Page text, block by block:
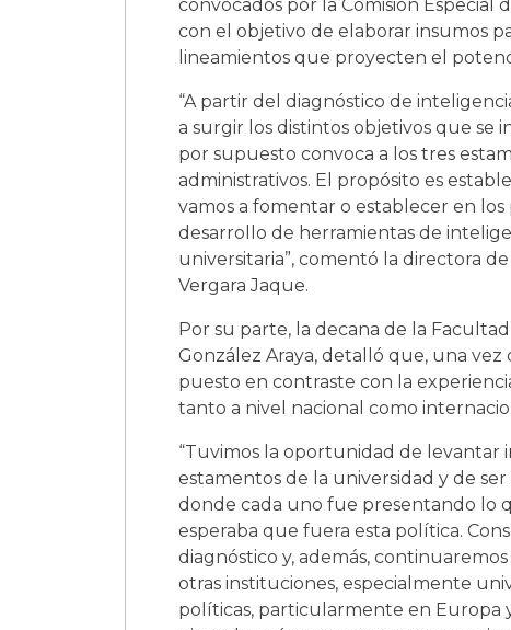
convocados por la Comisión Especial
con el objetivo de elaborar insumos
lineamientos que proyecten el
“A partir del diagnóstico de
a surgir los distintos objetivos que se
por supuesto convoca a los tres
administrativos. El propósito es
vamos a fomentar o establecer en
desarrollo de herramientas de
universitaria”, comentó la directora
Vergara Jaque.
Por su parte, la decana de la
González Araya, detalló que, una vez
puesto en contraste con la
tanto a nivel nacional como
“Tuvimos la oportunidad de levantar
estamentos de la universidad y de
donde cada uno fue presentando lo
esperaba que fuera esta política.
diagnóstico y, además,
otras instituciones, especialmente
políticas, particularmente en Europa